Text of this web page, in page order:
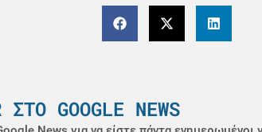
GOOGLE NEWS